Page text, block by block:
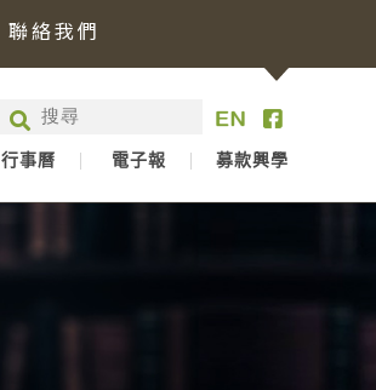
聯絡我們
行事曆 電子報 募款興學